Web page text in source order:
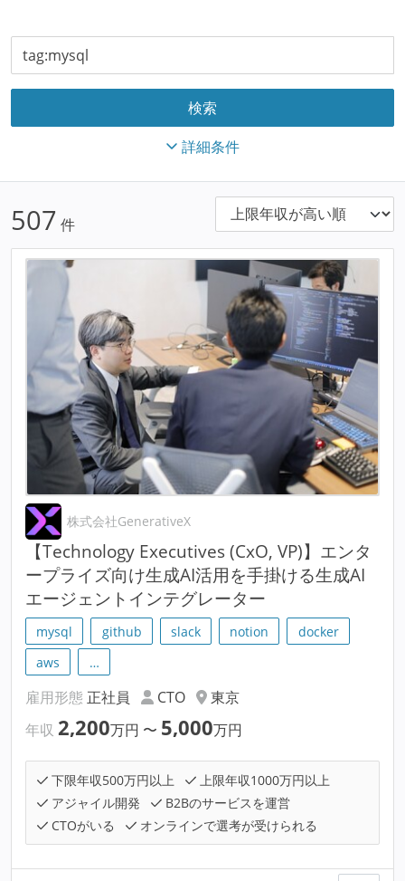
詳細条件
507 件
株式会社GenerativeX
【Technology Executives (CxO, VP)】エンタ
ープライズ向け生成AI活用を手掛ける生成AI
エージェントインテグレーター
mysql github slack notion
docker
aws
…
雇用形態 正社員 CTO
東京
年収 2,200万円 〜 5,000万円
下限年収500万円以上
上限年収1000万円以上
アジャイル開発
B2Bのサービスを運営
CTOがいる
オンラインで選考が受けられる